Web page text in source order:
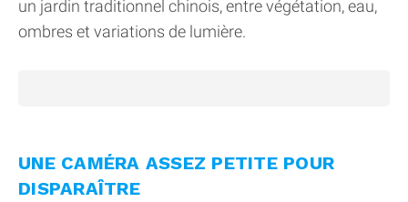
un jardin traditionnel chinois, entre végétation, eau,
ombres et variations de lumière.
UNE CAMÉRA ASSEZ PETITE POUR
DISPARAÎTRE